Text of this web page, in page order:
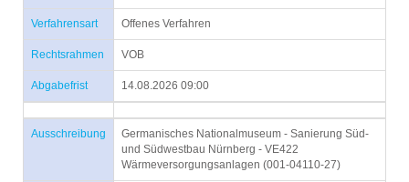
Verfahrensart Offenes Verfahren
Rechtsrahmen VOB
Abgabefrist 14.08.2026 09:00
Ausschreibung
Germanisches Nationalmuseum - Sanierung Süd-
und Südwestbau Nürnberg - VE422
Wärmeversorgungsanlagen (001-04110-27)